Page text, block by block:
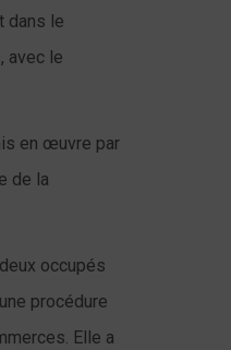
dans le
avec le
en œuvre par
de la
occupés
procédure
Elle a